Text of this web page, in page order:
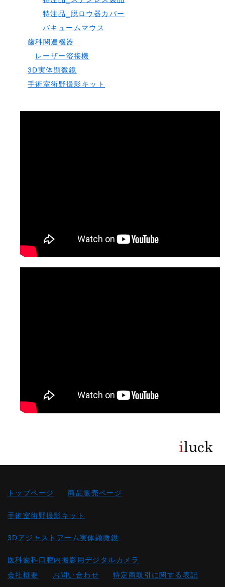
特注品_脱ロウ器カバー
バキュームマウス
歯科関連機器
レーザー溶接機
3D実体顕微鏡
手術室術野撮影キット
トップページ 商品販売ページ
手術室術野撮影キット
3Dアジャストアーム実体顕微鏡
医科歯科口腔内撮影用デジタルカメラ
会社概要
お問い合わせ 特定商取引に関する表記